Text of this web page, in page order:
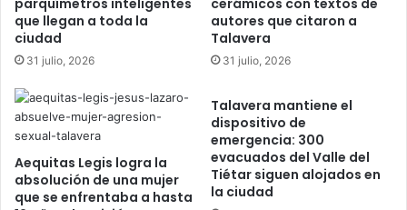
f
r
e
c
e
n
t
e
s
d
a
p
o
r
a
f
i
a
n
z
a
que llegan a toda la
ciudad
31 julio, 2026
autores que citaron a
Talavera
31 julio, 2026
Aequitas Legis logra la
absolución de una mujer
que se enfrentaba a hasta
Talavera mantiene el
dispositivo de
emergencia: 300
evacuados del Valle del
Tiétar siguen alojados en
la ciudad